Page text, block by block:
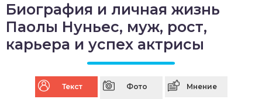
Биография и личная жизнь
Паолы Нуньес, муж, рост,
карьера и успех актрисы
Текст Фото Мнение